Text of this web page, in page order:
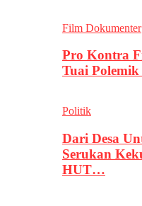
Film Dokumenter
Pro Kontra
Tuai
Politik
Dari Desa
Serukan
HUT…